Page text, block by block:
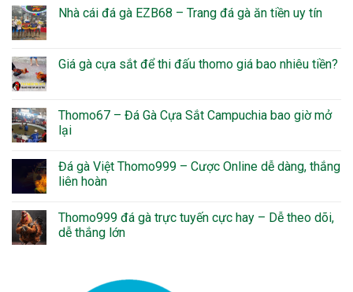
Nhà cái đá gà EZB68 – Trang đá gà ăn tiền uy tín
Giá gà cựa sắt để thi đấu thomo giá bao nhiêu tiền?
Thomo67 – Đá Gà Cựa Sắt Campuchia bao giờ mở
lại
Đá gà Việt Thomo999 – Cược Online dễ dàng, thắng
liên hoàn
Thomo999 đá gà trực tuyến cực hay – Dễ theo dõi,
dễ thắng lớn